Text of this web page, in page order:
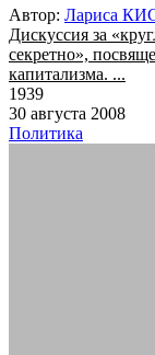
Автор: Лариса
Дискуссия за
секретно»,
капитализма. ...
1939
30 августа 2008
Политика